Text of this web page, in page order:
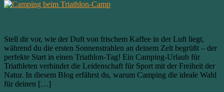
Stell dir vor, wie der Duft von frischem Kaffee in der Luft liegt,
während du die ersten Sonnenstrahlen an deinem Zelt begrüßt – der
perfekte Start in einen Triathlon-Tag! Ein Camping-Urlaub für
Triathleten verbindet die Leidenschaft für Sport mit der Freiheit der
Natur. In diesem Blog erfährst du, warum Camping die ideale Wahl
für deinen […]